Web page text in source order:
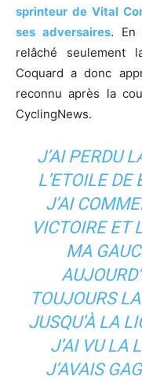
sprinteur de Vital
ses adversaires. En
relâché seulement
Coquard a donc
reconnu après la
CyclingNews.
J’AI PERDU
L’ETOILE DE
J’AI
VICTOIRE ET
MA
TOUJOURS
JUSQU’À LA
J’AI VU LA
J’AVAIS